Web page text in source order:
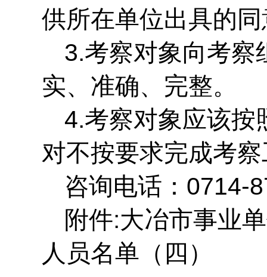
供所在单位出具的
3.考察对象向考察
实、准确、完整。
4.考察对象应该按
对不按要求完成考
咨询电话： 0714-
附件:大冶市事业
人员名单 （四）